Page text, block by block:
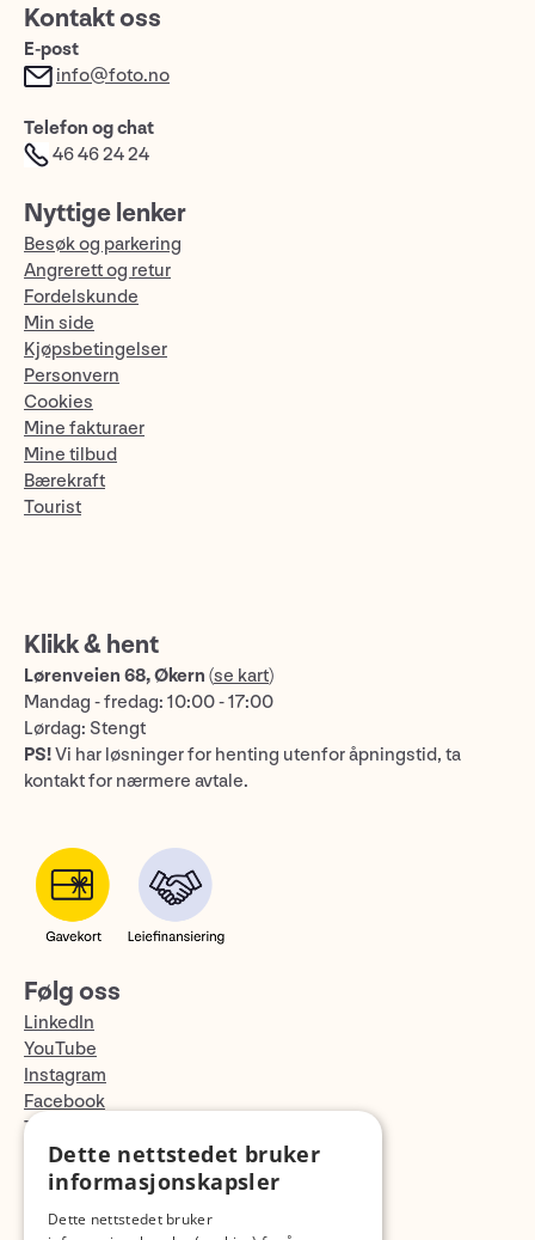
Kontakt oss
E-post
info@foto.no
Telefon og chat
46 46 24 24
Nyttige lenker
Besøk og parkering
Angrerett og retur
Fordelskunde
Min side
Kjøpsbetingelser
Personvern
Cookies
Mine fakturaer
Mine tilbud
Bærekraft
Tourist
Klikk & hent
Lørenveien 68, Økern (se kart)
Mandag - fredag: 10:00 - 17:00
Lørdag: Stengt
PS!Vi har løsninger for henting utenfor åpningstid, ta
kontakt for nærmere avtale.
Følg oss
LinkedIn
YouTube
Instagram
Facebook
TikTok
Fotopodden
Dette nettstedet bruker
informasjonskapsler
Dette nettstedet bruker